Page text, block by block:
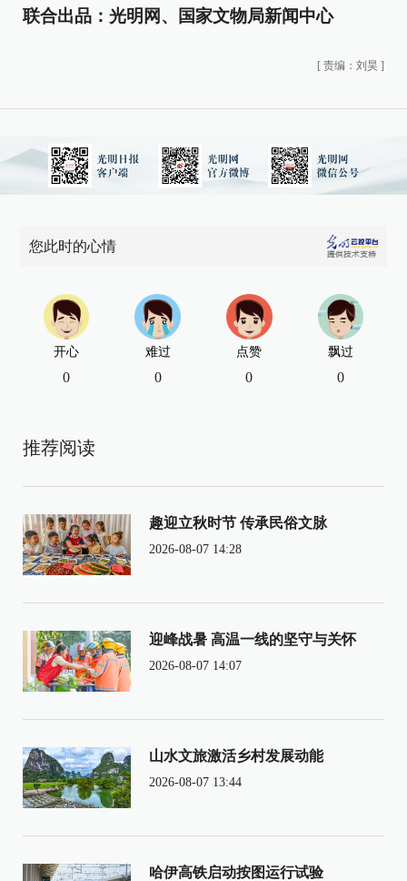
联合出品：光明网、国家文物局新闻中心
[ 责编：刘昊 ]
您此时的心情
开心
0
难过
0
点赞
0
飘过
0
推荐阅读
趣迎立秋时节 传承民俗文脉
2026-08-07 14:28
迎峰战暑 高温一线的坚守与关怀
2026-08-07 14:07
山水文旅激活乡村发展动能
2026-08-07 13:44
哈伊高铁启动按图运行试验